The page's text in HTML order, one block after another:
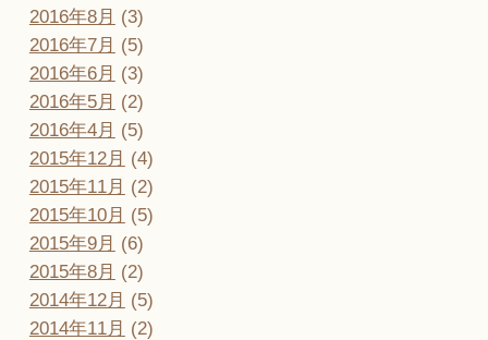
2016年8月 (3)
2016年7月 (5)
2016年6月 (3)
2016年5月 (2)
2016年4月 (5)
2015年12月 (4)
2015年11月 (2)
2015年10月 (5)
2015年9月 (6)
2015年8月 (2)
2014年12月 (5)
2014年11月 (2)